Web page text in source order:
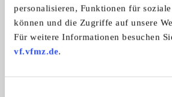
personalisieren, Funktionen für
können und die Zugriffe auf unsere
Für weitere Informationen besuchen
vf.vfmz.de.